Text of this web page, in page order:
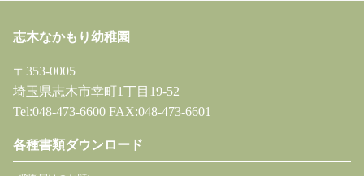
志木なかもり幼稚園
〒353-0005
埼玉県志木市幸町1丁目19-52
Tel:048-473-6600 FAX:048-473-6601
各種書類ダウンロード